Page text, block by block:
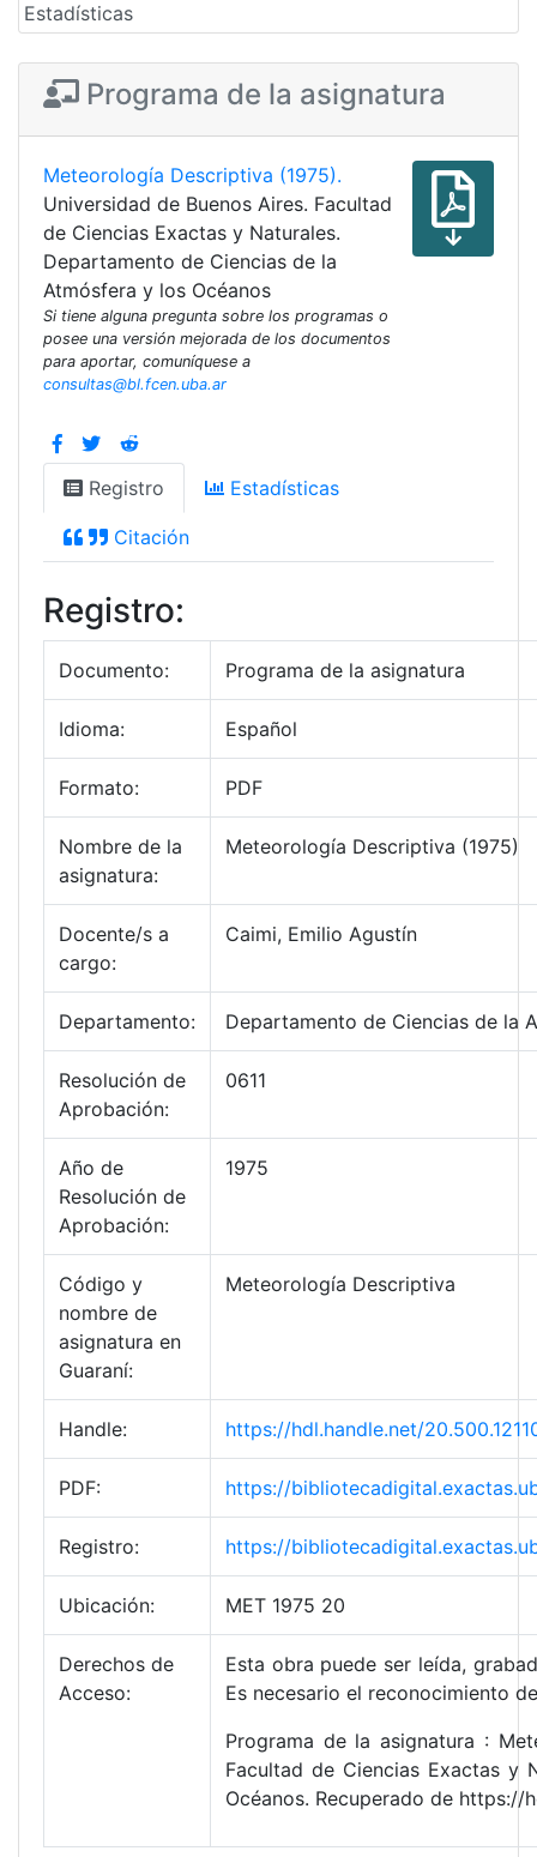
Estadísticas
Programa de la asignatura
Meteorología Descriptiva (1975).
Universidad de Buenos Aires. Facultad
de Ciencias Exactas y Naturales.
Departamento de Ciencias de la
Atmósfera y los Océanos
Si tiene alguna pregunta sobre los programas o
posee una versión mejorada de los documentos
para aportar, comuníquese a
consultas@bl.fcen.uba.ar
Registro Estadísticas
Citación
Registro:
Documento: Programa de la asignatura
Idioma: Español
Formato: PDF
Nombre de la
asignatura:
Meteorología Descriptiva (1975)
Docente/s a
cargo:
Caimi, Emilio Agustín
Departamento: Departamento de Ciencias de la
Resolución de
Aprobación:
0611
Año de
Resolución de
Aprobación:
1975
Código y
nombre de
asignatura en
Guaraní:
Meteorología Descriptiva
Handle: https://hdl.handle.net/
PDF: https://
Registro: https://
Ubicación: MET 1975 20
Derechos de
Acceso:
Esta obra puede ser leída,
Es necesario el reconocimiento
Programa de la asignatura :
Facultad de Ciencias Exactas y
Océanos. Recuperado de https://